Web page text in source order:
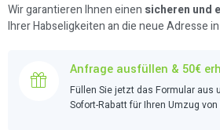
Wir garantieren Ihnen einen sicheren und
Ihrer Habseligkeiten an die neue Adresse
Anfrage ausfüllen & 50€
Füllen Sie jetzt das Formular aus
Sofort-Rabatt für Ihren Umzug